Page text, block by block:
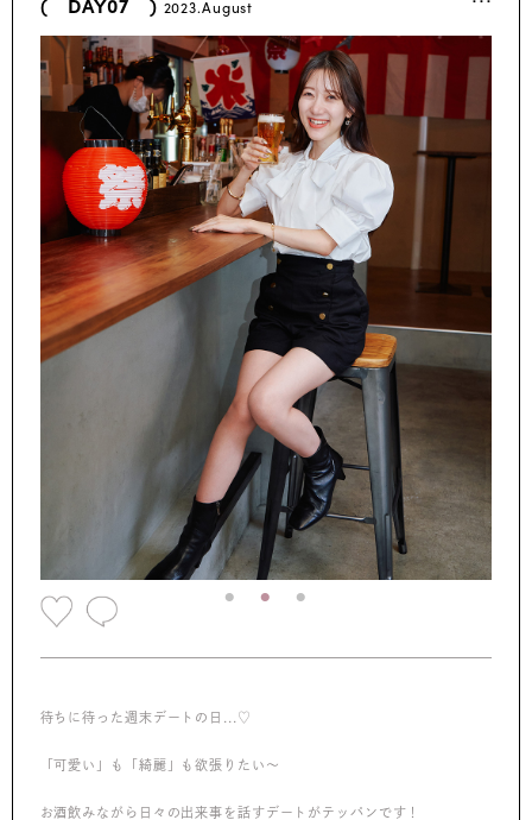
( DAY07 ) 2023.August
待ちに待った週末デートの日...♡
「可愛い」も「綺麗」も欲張りたい～
お酒飲みながら日々の出来事を話すデートがテッパンです！